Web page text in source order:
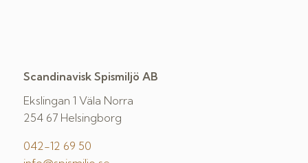
Scandinavisk Spismiljö AB
Ekslingan 1 Väla Norra
254 67 Helsingborg
042-12 69 50